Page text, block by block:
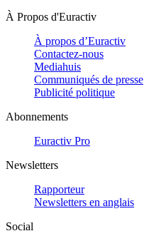
À Propos d'Euractiv
À propos d’Euractiv
Contactez-nous
Mediahuis
Communiqués de presse
Publicité politique
Abonnements
Euractiv Pro
Newsletters
Rapporteur
Newsletters en anglais
Social